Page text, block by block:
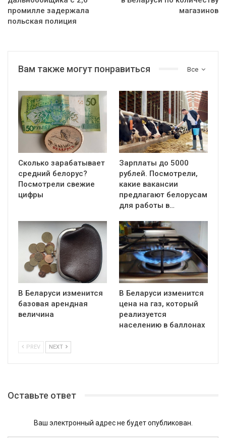
промилле задержала
польская полиция
магазинов
Все
Вам также могут понравиться
Сколько зарабатывает
средний белорус?
Посмотрели свежие
цифры
Зарплаты до 5000
рублей. Посмотрели,
какие вакансии
предлагают белорусам
для работы в…
В Беларуси изменится
базовая арендная
величина
В Беларуси изменится
цена на газ, который
реализуется
населению в баллонах
PREV NEXT
Оставьте ответ
Ваш электронный адрес не будет опубликован.